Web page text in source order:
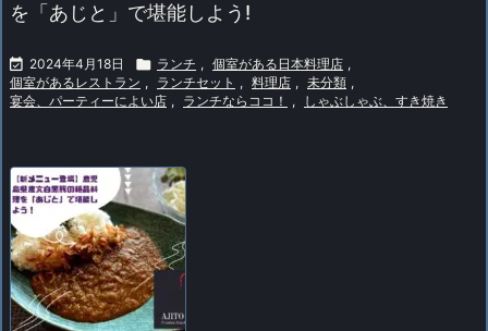
を「あじと」で堪能しよう!
 2024年4月18日  ランチ , 個室がある日本料理店 ,
個室があるレストラン , ランチセット , 料理店 , 未分類 ,
宴会、パーティーによい店 , ランチならココ！ , しゃぶしゃぶ、すき焼き